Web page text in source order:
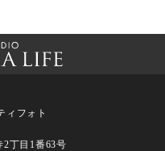
ィフォト
2丁目1番63号